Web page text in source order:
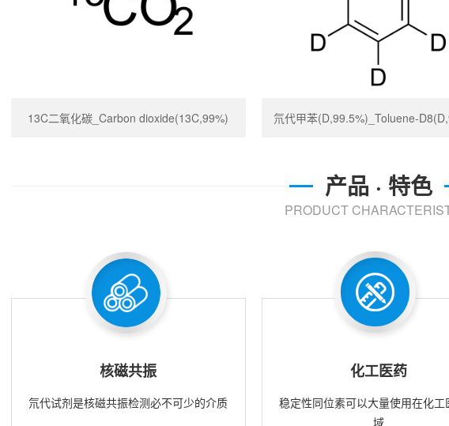
13C二氧化碳_Carbon dioxide(13C,99%) 氘代甲苯(D,99.5%)_Toluene-
产品 · 特色
PRODUCT
核磁共振
氘代试剂是核磁共振检测必不可少的介质
化工医药
稳定性同位素可以大量使用在化工
域